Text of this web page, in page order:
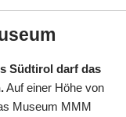
Südtirol darf das
Auf einer Höhe von
Museum MMM